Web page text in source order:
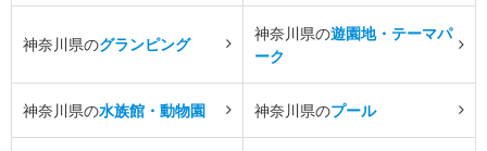
神奈川県のグランピング
神奈川県の遊園地・テーマパ
ーク
神奈川県の水族館・動物園 神奈川県のプール